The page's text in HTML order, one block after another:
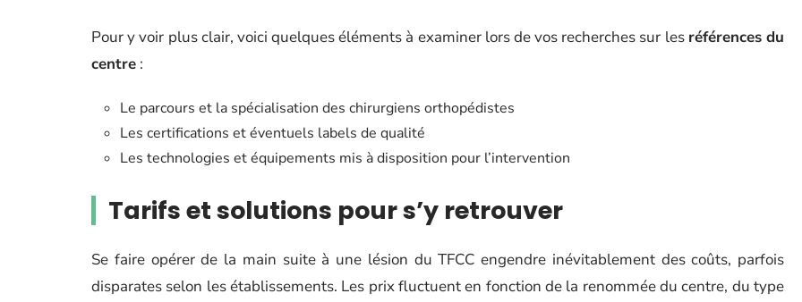
Pour y voir plus clair, voici quelques éléments à examiner lors de vos recherches sur les références du
centre :
Le parcours et la spécialisation des chirurgiens orthopédistes
Les certifications et éventuels labels de qualité
Les technologies et équipements mis à disposition pour l’intervention
Tarifs et solutions pour s’y retrouver
Se faire opérer de la main suite à une lésion du TFCC engendre inévitablement des coûts, parfois
disparates selon les établissements. Les prix fluctuent en fonction de la renommée du centre, du type